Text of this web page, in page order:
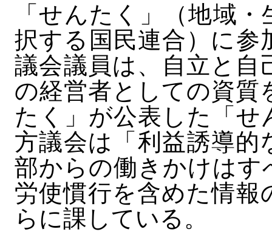
「せんたく」（地域
択する国民連合）に参
議会議員は、自立と自
の経営者としての資質
たく」が公表した「
方議会は「利益誘導的
部からの働きかけはす
労使慣行を含めた情報
らに課している。